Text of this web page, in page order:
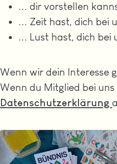
... dir vorstellen
... Zeit hast, dich bei
... Lust hast, dich bei
Wenn wir dein Interesse
Wenn du Mitglied bei
Datenschutzerklärung